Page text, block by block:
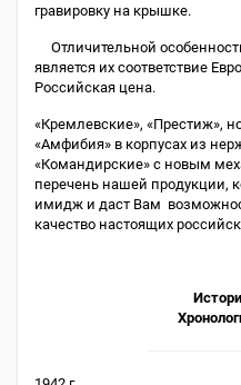
гравировку на крышке.
Отличительной
является их соответствие
Российская цена.
«Кремлевские», «Престиж»,
«Амфибия» в корпусах из
«Командирские» с новым
перечень нашей продукции,
имидж и даст Вам
качество настоящих